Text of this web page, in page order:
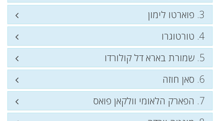
3. פוארטו לימון
4. טורטוגרו
5. שמורת בארא דל קולורדו
6. סאן חוזה
7. הפארק הלאומי וולקאן פואס